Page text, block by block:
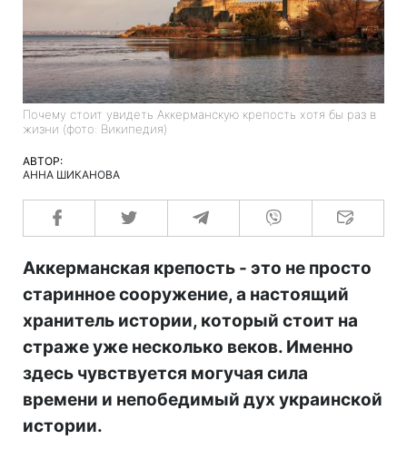
Почему стоит увидеть Аккерманскую крепость хотя бы раз в
жизни (фото: Википедия)
АВТОР:
АННА ШИКАНОВА
Аккерманская крепость - это не просто
старинное сооружение, а настоящий
хранитель истории, который стоит на
страже уже несколько веков. Именно
здесь чувствуется могучая сила
времени и непобедимый дух украинской
истории.